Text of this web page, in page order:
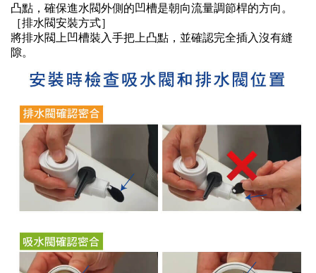
凸點，確保進水閥外側的凹槽是朝向流量調節桿的方向。
［排水閥安裝方式］
將排水閥上凹槽裝入手把上凸點，並確認完全插入沒有縫
隙。